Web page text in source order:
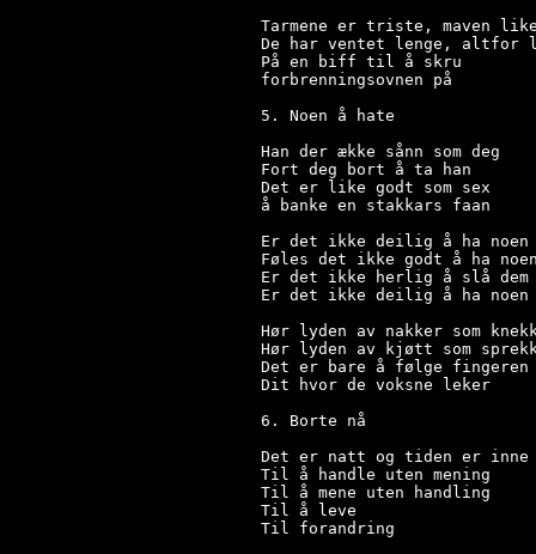
Tarmene er triste, maven
De har ventet lenge, altfor
På en biff til å skru
forbrenningsovnen på
5. Noen å hate
Han der ække sånn som deg
Fort deg bort å ta han
Det er like godt som sex
å banke en stakkars faan
Er det ikke deilig å ha noen
Føles det ikke godt å ha
Er det ikke herlig å slå
Er det ikke deilig å ha noen
Hør lyden av nakker som
Hør lyden av kjøtt som
Det er bare å følge fingeren
Dit hvor de voksne leker
6. Borte nå
Det er natt og tiden er inne
Til å handle uten mening
Til å mene uten handling
Til å leve
Til forandring